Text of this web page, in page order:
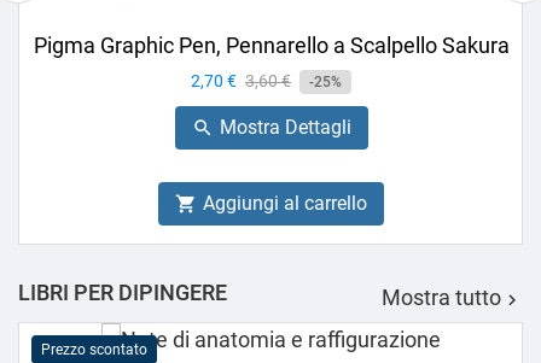
Pigma Graphic Pen, Pennarello a Scalpello Sakura
Prezzo
2,70 € Prezzo
base
3,60 € -25%
 Mostra Dettagli
 Aggiungi al carrello
LIBRI PER DIPINGERE Mostra tutto 
Prezzo scontato